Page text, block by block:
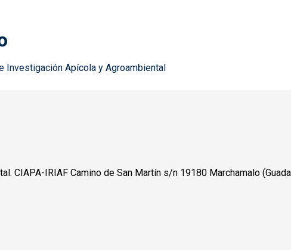
Investigación Apícola y Agroambiental
CIAPA-IRIAF Camino de San Martín s/n 19180 Marchamalo